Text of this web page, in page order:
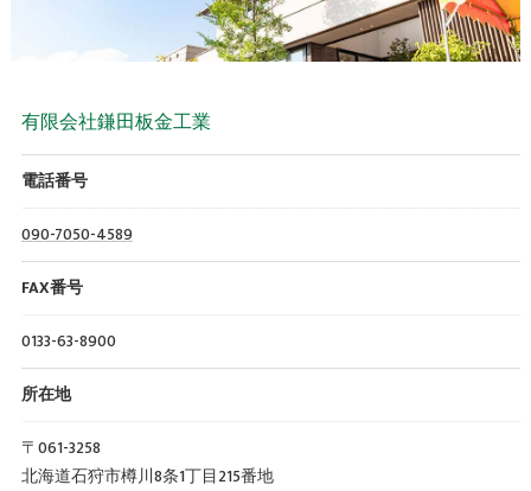
有限会社鎌田板金工業
電話番号
090-7050-4589
FAX番号
0133-63-8900
所在地
〒061-3258
北海道石狩市樽川8条1丁目215番地